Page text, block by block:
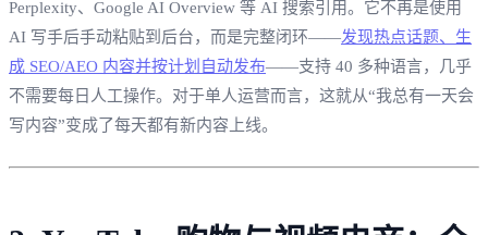
Perplexity、Google AI Overview 等 AI 搜索引用。它不再是使用
AI 写手后手动粘贴到后台，而是完整闭环——发现热点话题、生
成 SEO/AEO 内容并按计划自动发布——支持 40 多种语言，几乎
不需要每日人工操作。对于单人运营而言，这就从“我总有一天会
写内容”变成了每天都有新内容上线。